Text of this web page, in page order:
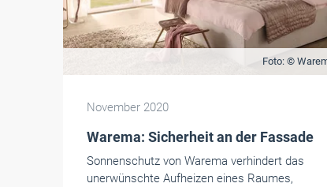
Foto: ©
November 2020
Warema: Sicherheit an der Fassade
Sonnenschutz von Warema verhindert das
unerwünschte Aufheizen eines Raumes,